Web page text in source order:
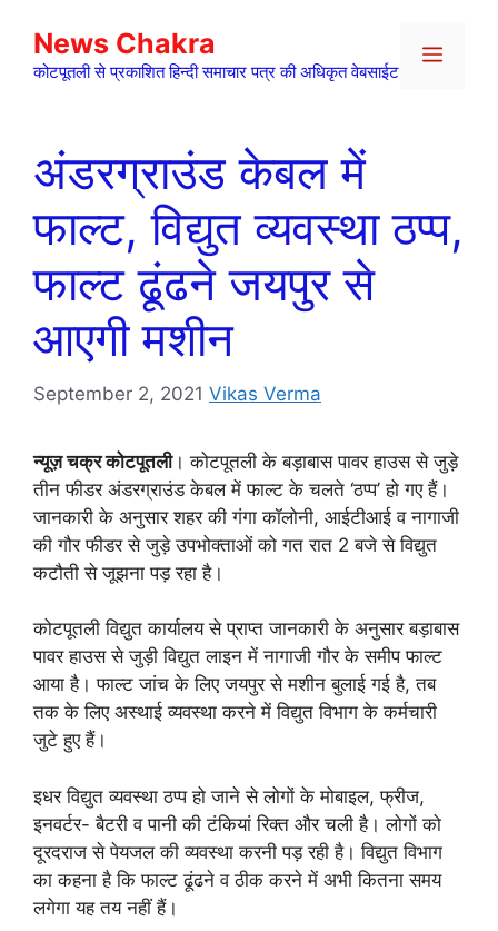
content
News Chakra
कोटपूतली से प्रकाशित हिन्दी समाचार पत्र की अधिकृत वेबसाईट
Menu
अंडरग्राउंड केबल में
फाल्ट, विद्युत व्यवस्था ठप्प,
फाल्ट ढूंढने जयपुर से
आएगी मशीन
September 2, 2021 Vikas Verma
न्यूज़ चक्र कोटपूतली। कोटपूतली के बड़ाबास पावर हाउस से जुड़े
तीन फीडर अंडरग्राउंड केबल में फाल्ट के चलते ‘ठप्प’ हो गए हैं।
जानकारी के अनुसार शहर की गंगा कॉलोनी, आईटीआई व नागाजी
की गौर फीडर से जुड़े उपभोक्ताओं को गत रात 2 बजे से विद्युत
कटौती से जूझना पड़ रहा है।
कोटपूतली विद्युत कार्यालय से प्राप्त जानकारी के अनुसार बड़ाबास
पावर हाउस से जुड़ी विद्युत लाइन में नागाजी गौर के समीप फाल्ट
आया है। फाल्ट जांच के लिए जयपुर से मशीन बुलाई गई है, तब
तक के लिए अस्थाई व्यवस्था करने में विद्युत विभाग के कर्मचारी
जुटे हुए हैं।
इधर विद्युत व्यवस्था ठप्प हो जाने से लोगों के मोबाइल, फ्रीज,
इनवर्टर- बैटरी व पानी की टंकियां रिक्त और चली है। लोगों को
दूरदराज से पेयजल की व्यवस्था करनी पड़ रही है। विद्युत विभाग
का कहना है कि फाल्ट ढूंढने व ठीक करने में अभी कितना समय
लगेगा यह तय नहीं हैं।